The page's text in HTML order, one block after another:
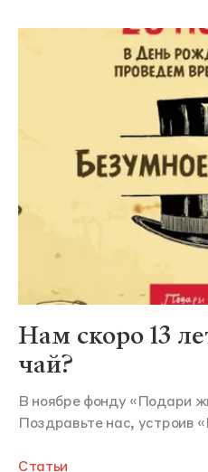
Нам скоро 13
чай?
В ноябре фонду «Подари
Поздравьте нас, устроив
Статьи